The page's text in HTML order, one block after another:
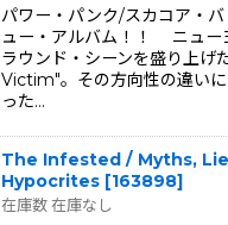
パワー・パンク/スカコア・
ュー・アルバム！！ ニュー
ラウンド・シーンを盛り上げ
Victim"。その方向性の違い
った…
The Infested / Myths,
Hypocrites [163898]
在庫数 在庫なし